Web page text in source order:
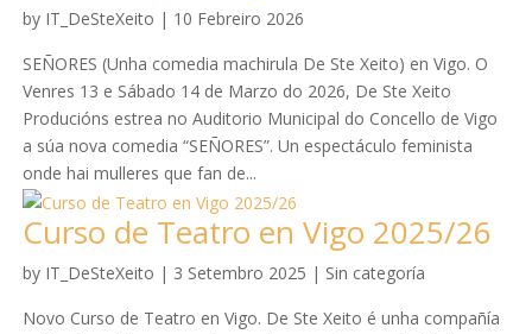
by IT_DeSteXeito | 10 Febreiro 2026
SEÑORES (Unha comedia machirula De Ste Xeito) en Vigo. O
Venres 13 e Sábado 14 de Marzo do 2026, De Ste Xeito
Producións estrea no Auditorio Municipal do Concello de Vigo
a súa nova comedia “SEÑORES”. Un espectáculo feminista
onde hai mulleres que fan de...
Curso de Teatro en Vigo 2025/26
by IT_DeSteXeito | 3 Setembro 2025 | Sin categoría
Novo Curso de Teatro en Vigo. De Ste Xeito é unha compañía